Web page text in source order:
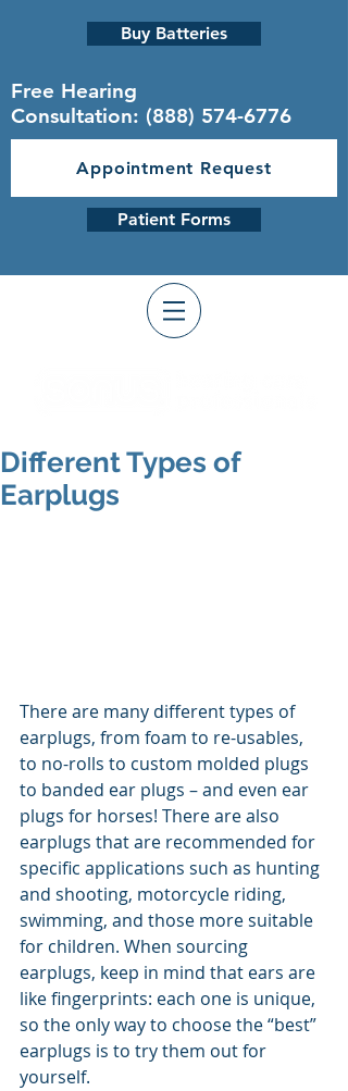
Buy Batteries
Free Hearing
Consultation: (888) 574-6776
Appointment Request
Patient Forms
Different Types of
Earplugs
There are many different types of
earplugs, from foam to re-usables,
to no-rolls to custom molded plugs
to banded ear plugs – and even ear
plugs for horses! There are also
earplugs that are recommended for
specific applications such as hunting
and shooting, motorcycle riding,
swimming, and those more suitable
for children. When sourcing
earplugs, keep in mind that ears are
like fingerprints: each one is unique,
so the only way to choose the “best”
earplugs is to try them out for
yourself.